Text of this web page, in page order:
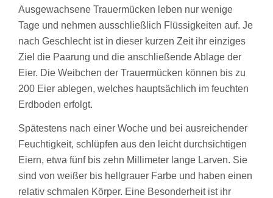
Ausgewachsene Trauermücken leben nur wenige
Tage und nehmen ausschließlich Flüssigkeiten auf. Je
nach Geschlecht ist in dieser kurzen Zeit ihr einziges
Ziel die Paarung und die anschließende Ablage der
Eier. Die Weibchen der Trauermücken können bis zu
200 Eier ablegen, welches hauptsächlich im feuchten
Erdboden erfolgt.
Spätestens nach einer Woche und bei ausreichender
Feuchtigkeit, schlüpfen aus den leicht durchsichtigen
Eiern, etwa fünf bis zehn Millimeter lange Larven. Sie
sind von weißer bis hellgrauer Farbe und haben einen
relativ schmalen Körper. Eine Besonderheit ist ihr